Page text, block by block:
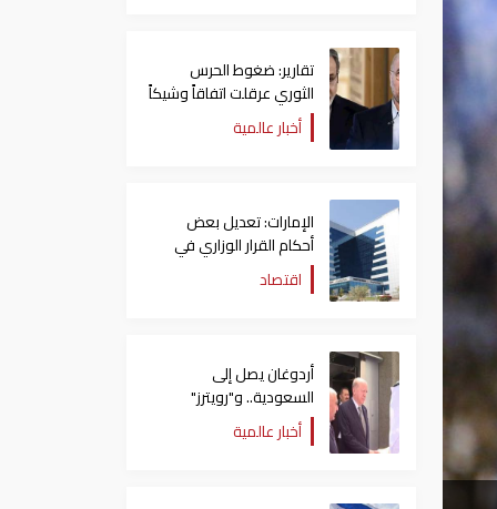
تقارير: ضغوط الحرس
الثوري عرقلت اتفاقاً وشيكاً
حول هرمز
أخبار عالمية
الإمارات: تعديل بعض
أحكام القرار الوزاري في
شأن الضريبة على الشركات
والأعمال
اقتصاد
أردوغان يصل إلى
السعودية.. و"رويترز"
تكشف تفاصيل الاتفاق
المرتقب
أخبار عالمية